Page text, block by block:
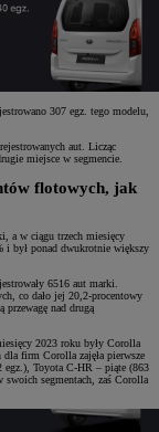
307 egz. tego modelu,
aut. Licząc
miejsce w segmencie.
flotowych, jak
a w ciągu trzech miesięcy
i był ponad dwukrotnie większy
6516 aut marki.
co dało jej 20,2-procentowy
nad drugą
2023 roku były Corolla
firm Corolla zajęła pierwsze
egz.), Toyota C-HR – piąte (863
segmentach, zaś Corolla